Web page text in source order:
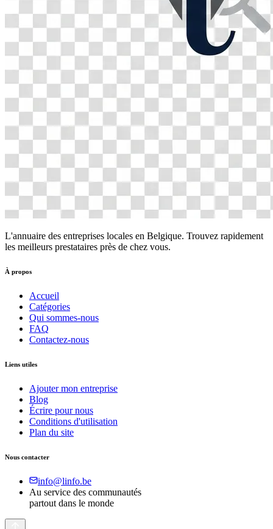
L'annuaire des entreprises locales en Belgique. Trouvez rapidement
les meilleurs prestataires près de chez vous.
À propos
Accueil
Catégories
Qui sommes-nous
FAQ
Contactez-nous
Liens utiles
Ajouter mon entreprise
Blog
Écrire pour nous
Conditions d'utilisation
Plan du site
Nous contacter
info@linfo.be
Au service des communautés
partout dans le monde